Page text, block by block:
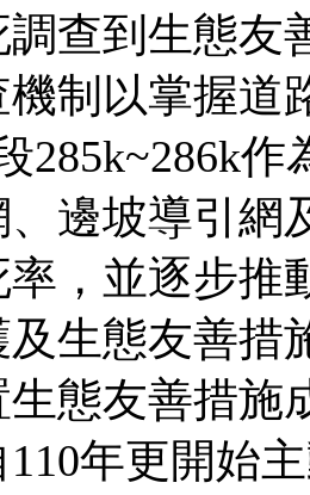
查到生態友
制以掌握道
285k~286k
邊坡導引網
，並逐步推
生態友善措
態友善措施
年更開始